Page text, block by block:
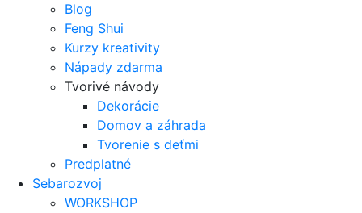
Blog
Feng Shui
Kurzy kreativity
Nápady zdarma
Tvorivé návody
Dekorácie
Domov a záhrada
Tvorenie s deťmi
Predplatné
Sebarozvoj
WORKSHOP